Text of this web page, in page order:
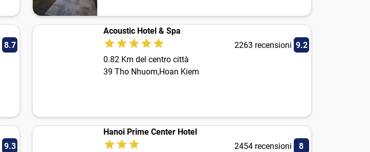
8.7
Acoustic Hotel & Spa
2263 recensioni 9.2
0.82 Km del centro città
39 Tho Nhuom,Hoan Kiem
9.3
Hanoi Prime Center Hotel
2454 recensioni
8